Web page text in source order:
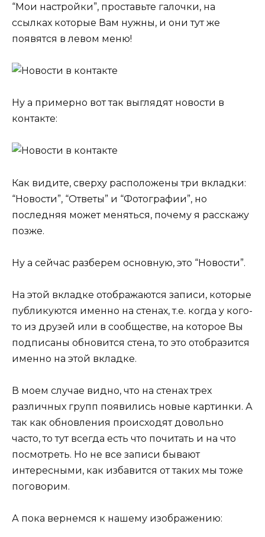
“Мои настройки”, проставьте галочки, на
ссылках которые Вам нужны, и они тут же
появятся в левом меню!
Ну а примерно вот так выглядят новости в
контакте:
Как видите, сверху расположены три вкладки:
“Новости”, “Ответы” и “Фотографии”, но
последняя может меняться, почему я расскажу
позже.
Ну а сейчас разберем основную, это “Новости”.
На этой вкладке отображаются записи, которые
публикуются именно на стенах, т.е. когда у кого-
то из друзей или в сообществе, на которое Вы
подписаны обновится стена, то это отобразится
именно на этой вкладке.
В моем случае видно, что на стенах трех
различных групп появились новые картинки. А
так как обновления происходят довольно
часто, то тут всегда есть что почитать и на что
посмотреть. Но не все записи бывают
интересными, как избавится от таких мы тоже
поговорим.
А пока вернемся к нашему изображению: